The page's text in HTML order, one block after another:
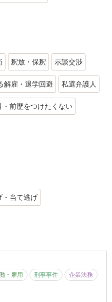
釈放・保釈 示談交渉
解雇・退学回避 私選弁護人
・前歴をつけたくない
・当て逃げ
・雇用 刑事事件 企業法務